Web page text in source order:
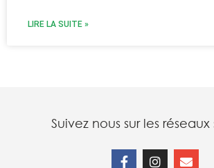
LIRE LA SUITE »
Suivez nous sur les